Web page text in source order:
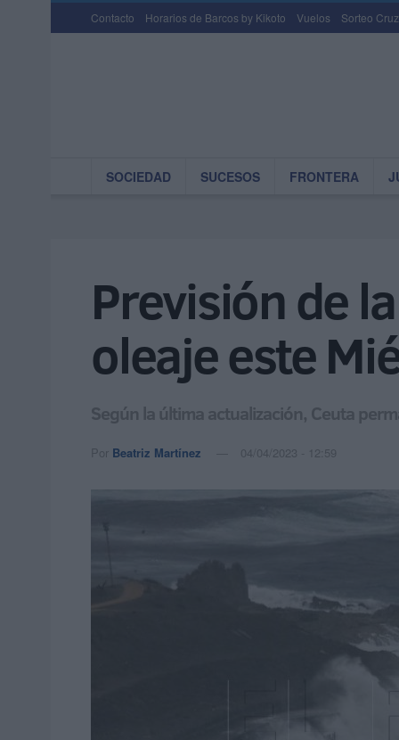
Contacto Horarios de Barcos by Kikoto Vuelos Sorteo
SOCIEDAD SUCESOS FRONTERA
Previsión de
oleaje este
Según la última actualización, Ceuta
Por Beatriz Martínez 04/04/2023 - 12:59